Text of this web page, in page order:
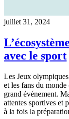
juillet 31, 2024
avec le sport
Les Jeux
et les fans du
grand événement.
attentes sportives et
à la fois la